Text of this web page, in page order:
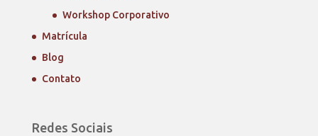
Workshop Corporativo
Matrícula
Blog
Contato
Redes Sociais